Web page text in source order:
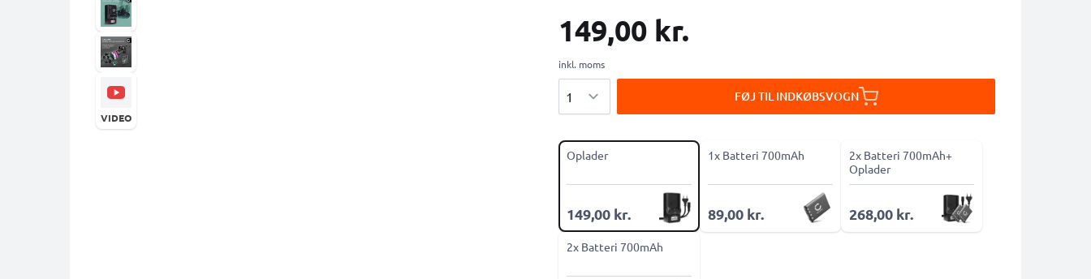
VIDEO
149,00 kr.
inkl. moms
FØJ TIL INDKØBSVOGN
Oplader
149,00 kr.
1x Batteri 700mAh
89,00 kr.
2x Batteri 700mAh+
Oplader
268,00 kr.
2x Batteri 700mAh